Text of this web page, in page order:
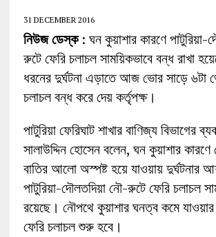
31 DECEMBER 2016
নিউজ ডেস্ক: ঘন কুয়াশার কারণে পাটুরিয়া-
রুটে ফেরি চলাচল সাময়িকভাবে বন্ধ রাখা
ধরনের দুর্ঘটনা এড়াতে আজ ভোর সাড়ে ৬টা
চলাচল বন্ধ করে দেয় কর্তৃপক্ষ।
পাটুরিয়া ফেরিঘাট শাখার বাণিজ্য বিভাগের
সালাউদ্দিন হোসেন বলেন, ঘন কুয়াশার কারণে
বাতির আলো অস্পষ্ট হয়ে যাওয়ায় দুর্ঘটনার
পাটুরিয়া-দৌলতদিয়া নৌ-রুটে ফেরি চলাচল
রয়েছে। নৌপথে কুয়াশার ঘনত্ব কমে যাওয়ার
ফেরি চলাচল শুরু হবে।